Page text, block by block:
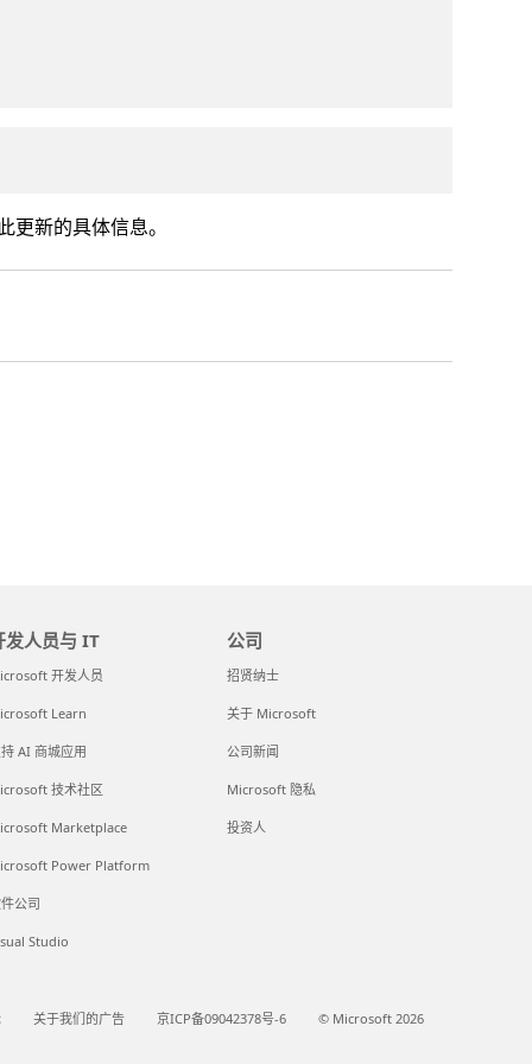
更新的具体信息。
发人员与 IT
开发人员
Learn
AI 商城应用
技术社区
Marketplace
Power Platform
公司
Studio
公司
招贤纳士
关于 Microsoft
公司新闻
Microsoft 隐私
投资人
关于我们的广告 京ICP备09042378号-6 © Microsoft 2026